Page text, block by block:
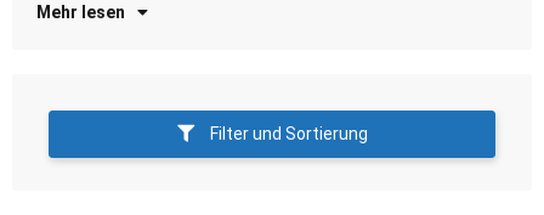
Mehr lesen
Filter und Sortierung